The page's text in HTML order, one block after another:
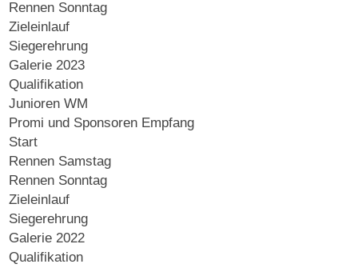
Rennen Sonntag
Zieleinlauf
Siegerehrung
Galerie 2023
Qualifikation
Junioren WM
Promi und Sponsoren Empfang
Start
Rennen Samstag
Rennen Sonntag
Zieleinlauf
Siegerehrung
Galerie 2022
Qualifikation